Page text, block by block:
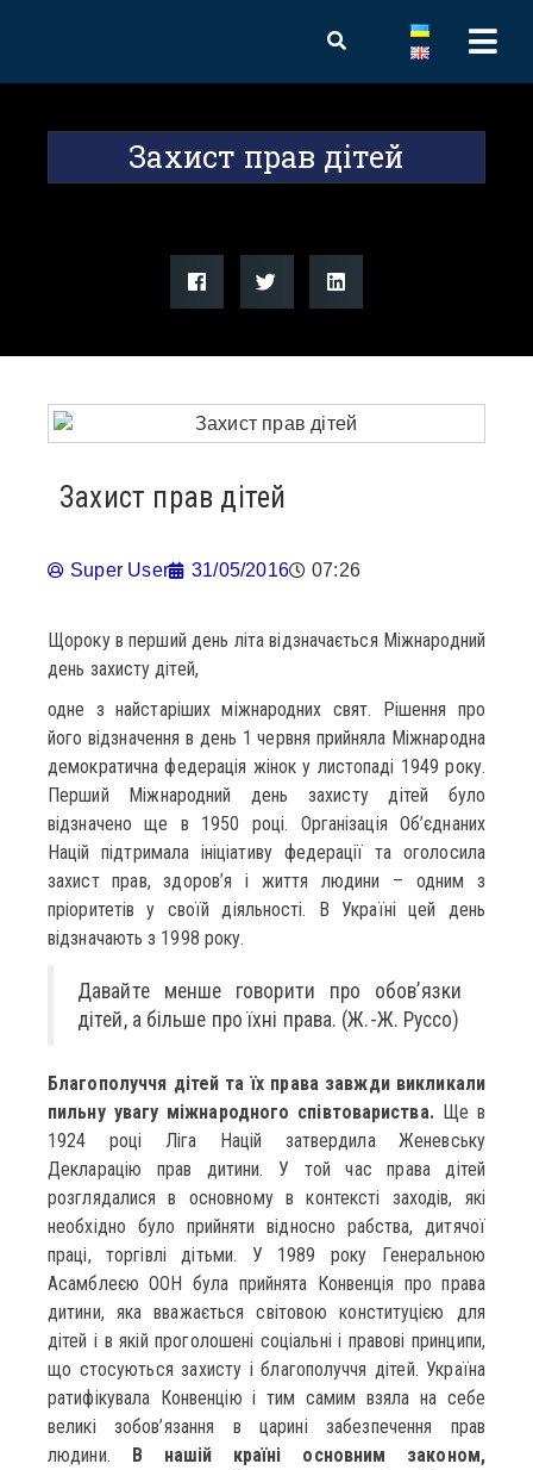
Захист прав дітей
Захист прав дітей
Super User 31/05/2016 07:26
Щороку в перший день літа відзначається Міжнародний
день захисту дітей,
одне з найстаріших міжнародних свят. Рішення про
його відзначення в день 1 червня прийняла Міжнародна
демократична федерація жінок у листопаді 1949 року.
Перший Міжнародний день захисту дітей було
відзначено ще в 1950 році. Організація Об’єднаних
Націй підтримала ініціативу федерації та оголосила
захист прав, здоров’я і життя людини – одним з
пріоритетів у своїй діяльності. В Україні цей день
відзначають з 1998 року.
Давайте менше говорити про обов’язки
дітей, а більше про їхні права. (Ж.-Ж. Руссо)
Благополуччя дітей та їх права завжди викликали
пильну увагу міжнародного співтовариства.Ще в
1924 році Ліга Націй затвердила Женевську
Декларацію прав дитини. У той час права дітей
розглядалися в основному в контексті заходів, які
необхідно було прийняти відносно рабства, дитячої
праці, торгівлі дітьми. У 1989 року Генеральною
Асамблеєю ООН була прийнята Конвенція про права
дитини, яка вважається світовою конституцією для
дітей і в якій проголошені соціальні і правові принципи,
що стосуються захисту і благополуччя дітей. Україна
ратифікувала Конвенцію і тим самим взяла на себе
великі зобов’язання в царині забезпечення прав
людини. В нашій країні основним законом,